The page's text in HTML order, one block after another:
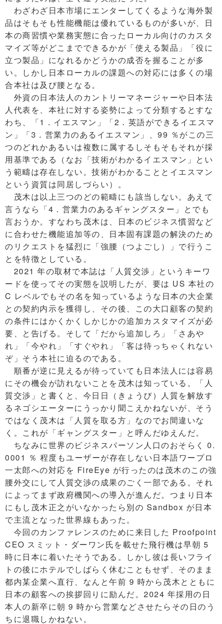
わざわざ日本市場にエンターしてくるような海外製
品はそもそも性能機能は優れているものが多いが、日
本の商習慣や業務実態に合ったローカル向けのカスタ
マイズ等がどこまでできるかが「使える製品」「役に
立つ製品」になれるかどうかの成否を握ることが多
い。しかし日本ローカルの課題への対応には多くの場
合本社は及び腰となる。
外資の日本法人のカントリーマネージャーや日本法
人代表を、本社に対する姿勢によって分類するとすな
わち、「1．イエスマン」「2．英語ができるイエスマ
ン」「3．営業力のあるイエスマン」、99 ％がこの三
つのどれかあるいは複数に属するしそもそもそれが採
用基準である（なお「技術がわかるイエスマン」とい
う範疇は存在しない。技術がわかることとイエスマン
という資質は同居しづらい）。
茂木は以上三つのどの範疇にも該当しない。あえて
言うなら「4．営業力のあるギャングスター」とでも
言おうか。すなわち茂木は、日本のビジネス慣習など
に合わせた機能追加等の、日本固有課題の解決のため
のリクエストを猛烈に「強腰（つよごし）」で行うこ
とを特徴としている。
2021 年の取材で本誌は「人質交渉」というキーワ
ードを使ってその実態を説明したが、要は US 本社の
C レベルでもその名を知っているような日本の大企業
との契約内示を獲得し、その後、この大口顧客の契約
の条件にはかくかくしかじかの追加カスタマイズが必
要、と告げる。そして「だから追加しろ」「さあや
れ」「今やれ」「すぐやれ」「客は待っちゃくれない
ぞ」そう本社に迫るのである。
順番が逆に見えるが待っていても日本法人には容易
にその機会が訪れないことを茂木は知っている。「人
質交渉」と書くと、今日日（きょうび）人質を解放す
るネゴシエーターにうっかり聞こえかねないが、そう
ではなく茂木は「人質を取る方」なのでお間違いな
く。これが「ギャングスター」と呼んだゆえんだ。
ちなみに世界のビジネスパーソン人口のおそらく 0.
0001 ％ 程度もユーザーが存在しない日本語ワープロ
一太郎への対応を FireEye が行ったのは茂木のこの強
腰外交にして人質交渉の成果のごく一部である。それ
によってまず政府機関への導入が進んだ。つまり日本
にもし茂木正之がいなかったら別の Sandbox が日本
で主流となった世界線もあった。
今回のカンファレンスのために来日した Proofpoint
CEO スミット・ダーワン氏を載せた飛行機は早朝 5
時に日本に着いたそうである。しかし彼は長いフライ
トの後にホテルでしばらく休むこともせず、そのまま
都内某企業へ直行、なんと午前 9 時から茂木とともに
日本の顧客への挨拶回りに励んだ。2024 年採用の日
本人の新卒に朝 9 時から営業などさせたらその日のう
ちに退職しかねない。